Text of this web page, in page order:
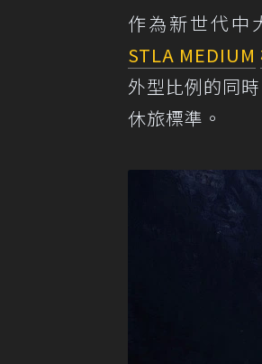
作為新世代中
STLA MEDIUM
外型比例的同
休旅標準。